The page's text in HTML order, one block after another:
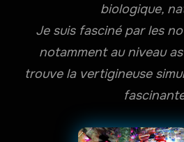
biologique,
Je suis fasciné par les
notamment au niveau
trouve la vertigineuse